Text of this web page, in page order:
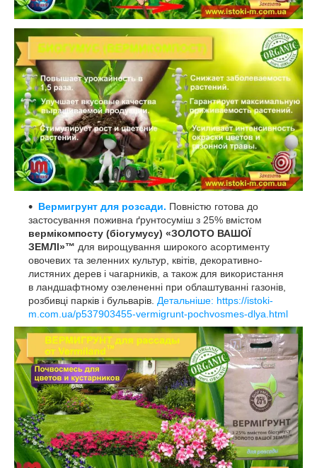
Вермигрунт для розсади. Повністю готова до
застосування поживна ґрунтосуміш з 25% вмістом
вермікомпосту (біогумусу) «ЗОЛОТО ВАШОЇ
ЗЕМЛІ»™ для вирощування широкого асортименту
овочевих та зеленних культур, квітів, декоративно-
листяних дерев і чагарників, а також для використання
в ландшафтному озелененні при облаштуванні газонів,
розбивці парків і бульварів. Детальніше: https://istoki-
m.com.ua/p537903455-vermigrunt-pochvosmes-dlya.html